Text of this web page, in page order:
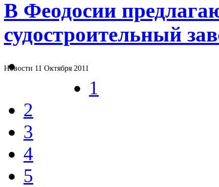
В Феодосии
судостроительный
Новости 11 Октября 2011
1
2
3
4
5